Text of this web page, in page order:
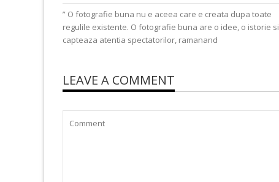
” O fotografie buna nu e aceea care e creata dupa toate
regulile existente. O fotografie buna are o idee, o istorie si
capteaza atentia spectatorilor, ramanand
LEAVE A COMMENT